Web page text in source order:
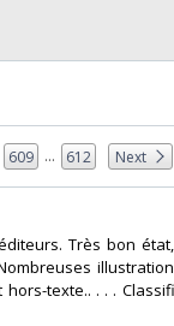
609 ... 612 Next
Très bon
texte.. . . .